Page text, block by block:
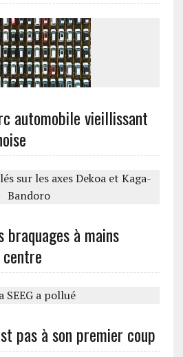
automobile vieillissant
braquages à mains
pas à son premier coup